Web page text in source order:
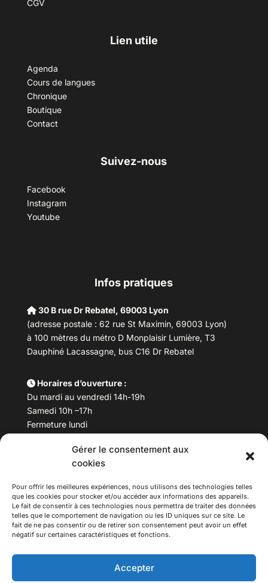
Gérer le consentement aux
cookies
Pour offrir les meilleures expériences, nous utilisons des technologies telles
que les cookies pour stocker et/ou accéder aux informations des appareils.
Le fait de consentir à ces technologies nous permettra de traiter des données
telles que le comportement de navigation ou les ID uniques sur ce site. Le
fait de ne pas consentir ou de retirer son consentement peut avoir un effet
négatif sur certaines caractéristiques et fonctions.
Accepter
CGV
Lien utile
Agenda
Cours de langues
Chronique
Boutique
Contact
Suivez-nous
Facebook
Instagram
Youtube
Infos pratiques
30 B rue Dr Rebatel, 69003 Lyon
(adresse postale : 62 rue St Maximin, 69003 Lyon)
à 100 mètres du métro D Monplaisir Lumière, T3
Dauphiné Lacassagne, bus C16 Dr Rebatel
Horaires d’ouverture :
Du mardi au vendredi 14h-19h
Samedi 10h –17h
Fermeture lundi
Téléphone : 04 78 53 06 40
maisondesculturesasiatiques@asiexpo.com